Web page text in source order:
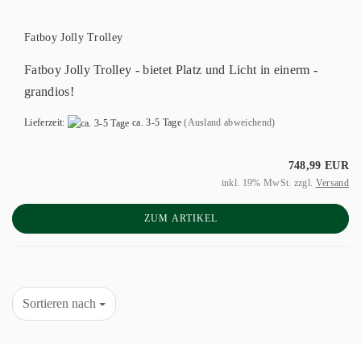
Fatboy Jolly Trolley
Fatboy Jolly Trolley - bietet Platz und Licht in einerm -
grandios!
Lieferzeit: ca. 3-5 Tage (Ausland abweichend)
748,99 EUR
inkl. 19% MwSt. zzgl. Versand
ZUM ARTIKEL
Sortieren nach